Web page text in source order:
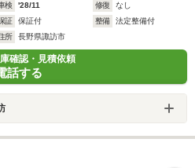
検
'28/11 修復
なし
証
保証付 整備
法定整備付
所
長野県諏訪市
確認・見積依頼
話する